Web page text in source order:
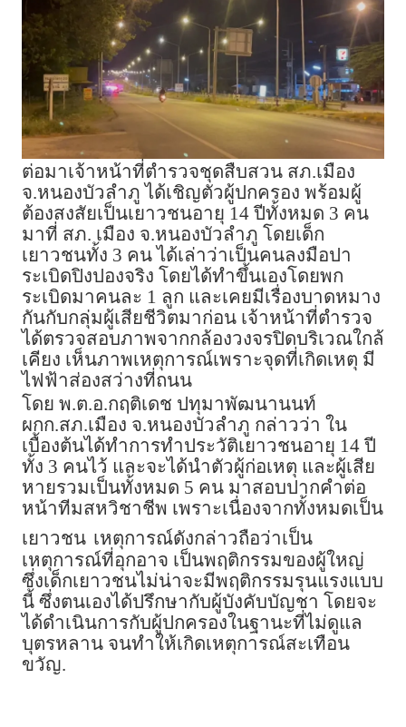
ต่อมาเจ้าหน้าที่ตำรวจชุดสืบสวน สภ.เมือง
จ.หนองบัวลำภู ได้เชิญตัวผู้ปกครอง พร้อมผู้
ต้องสงสัยเป็นเยาวชนอายุ 14 ปีทั้งหมด 3 คน
มาที่ สภ. เมือง จ.หนองบัวลำภู โดยเด็ก
เยาวชนทั้ง 3 คน ได้เล่าว่าเป็นคนลงมือปา
ระเบิดปิงปองจริง โดยได้ทำขึ้นเองโดยพก
ระเบิดมาคนละ 1 ลูก และเคยมีเรื่องบาดหมาง
กันกับกลุ่มผู้เสียชีวิตมาก่อน เจ้าหน้าที่ตำรวจ
ได้ตรวจสอบภาพจากกล้องวงจรปิดบริเวณใกล้
เคียง เห็นภาพเหตุการณ์เพราะจุดที่เกิดเหตุ มี
ไฟฟ้าส่องสว่างที่ถนน
โดย พ.ต.อ.กฤติเดช ปทุมาพัฒนานนท์
ผกก.สภ.เมือง จ.หนองบัวลำภู กล่าวว่า ใน
เบื้องต้นได้ทำการทำประวัติเยาวชนอายุ 14 ปี
ทั้ง 3 คนไว้ และจะได้นำตัวผู้ก่อเหตุ และผู้เสีย
หายรวมเป็นทั้งหมด 5 คน มาสอบปากคำต่อ
หน้าทีมสหวิชาชีพ เพราะเนื่องจากทั้งหมดเป็น
เยาวชน เหตุการณ์ดังกล่าวถือว่าเป็น
เหตุการณ์ที่อุกอาจ เป็นพฤติกรรมของผู้ใหญ่
ซึ่งเด็กเยาวชนไม่น่าจะมีพฤติกรรมรุนแรงแบบ
นี้ ซึ่งตนเองได้ปรึกษากับผู้บังคับบัญชา โดยจะ
ได้ดำเนินการกับผู้ปกครองในฐานะที่ไม่ดูแล
บุตรหลาน จนทำให้เกิดเหตุการณ์สะเทือน
ขวัญ.